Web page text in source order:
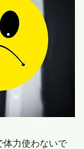
体力使わないで